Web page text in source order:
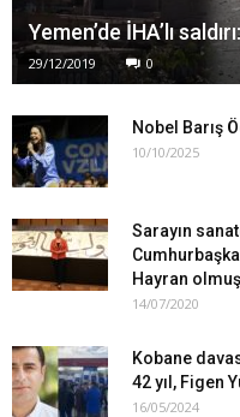
Yemen’de İHA’lı
29/12/2019 0
Nobel Barış
10/10/2025
Sarayın
Hayran olmuş
14/07/2020
Kobane
42 yıl, Figen
16/05/2024